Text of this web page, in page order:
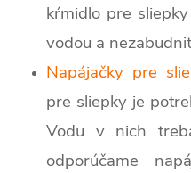
kŕmidlo pre
vodou a
Napájačky pre
pre sliepky je
Vodu v nich
odporúčame